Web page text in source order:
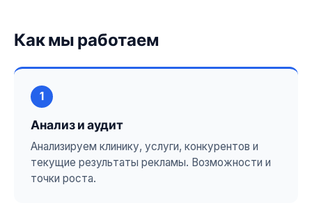
Как мы работаем
1
Анализ и аудит
Анализируем клинику, услуги, конкурентов и
текущие результаты рекламы. Возможности и
точки роста.